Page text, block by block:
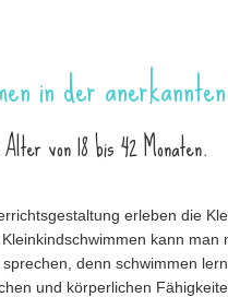
in der
von 18 bis 42 Monaten.
erleben die
kann
denn schwimmen
und körperlichen